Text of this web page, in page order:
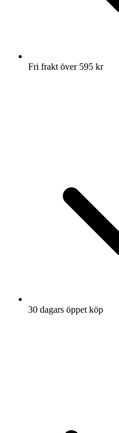
Fri frakt över 595 kr
30 dagars öppet köp